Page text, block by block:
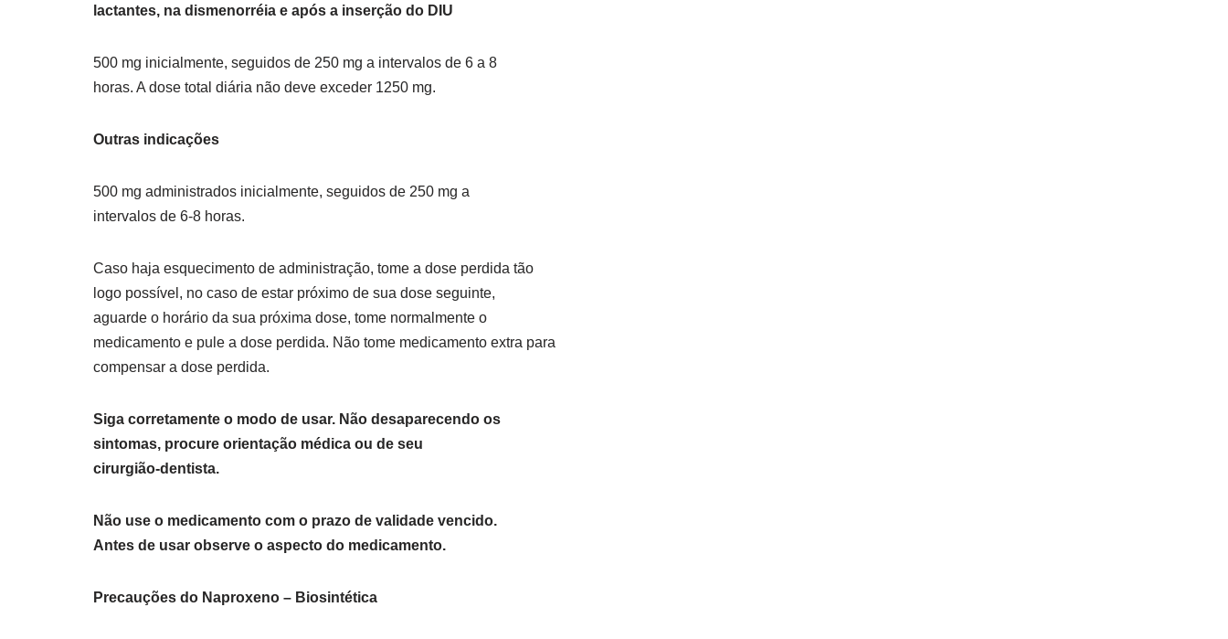
lactantes, na dismenorréia e após a inserção do DIU
500 mg inicialmente, seguidos de 250 mg a intervalos de 6 a 8
horas. A dose total diária não deve exceder 1250 mg.
Outras indicações
500 mg administrados inicialmente, seguidos de 250 mg a
intervalos de 6-8 horas.
Caso haja esquecimento de administração, tome a dose perdida tão
logo possível, no caso de estar próximo de sua dose seguinte,
aguarde o horário da sua próxima dose, tome normalmente o
medicamento e pule a dose perdida. Não tome medicamento extra para
compensar a dose perdida.
Siga corretamente o modo de usar. Não desaparecendo os
sintomas, procure orientação médica ou de seu
cirurgião-dentista.
Não use o medicamento com o prazo de validade vencido.
Antes de usar observe o aspecto do medicamento.
Precauções do Naproxeno – Biosintética